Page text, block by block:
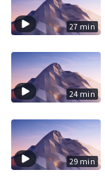
27 min
24 min
29 min